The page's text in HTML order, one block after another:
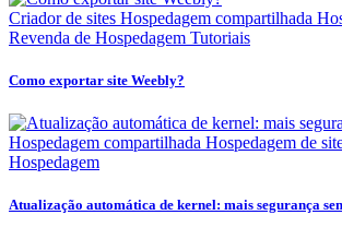
Criador de sites Hospedagem compartilhada
Revenda de Hospedagem Tutoriais
Como exportar site Weebly?
Hospedagem compartilhada Hospedagem de
Hospedagem
Atualização automática de kernel: mais segurança